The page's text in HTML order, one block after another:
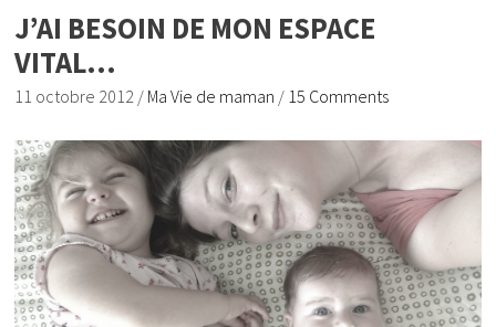
J’AI BESOIN DE MON ESPACE
VITAL…
11 octobre 2012 / Ma Vie de maman / 15 Comments